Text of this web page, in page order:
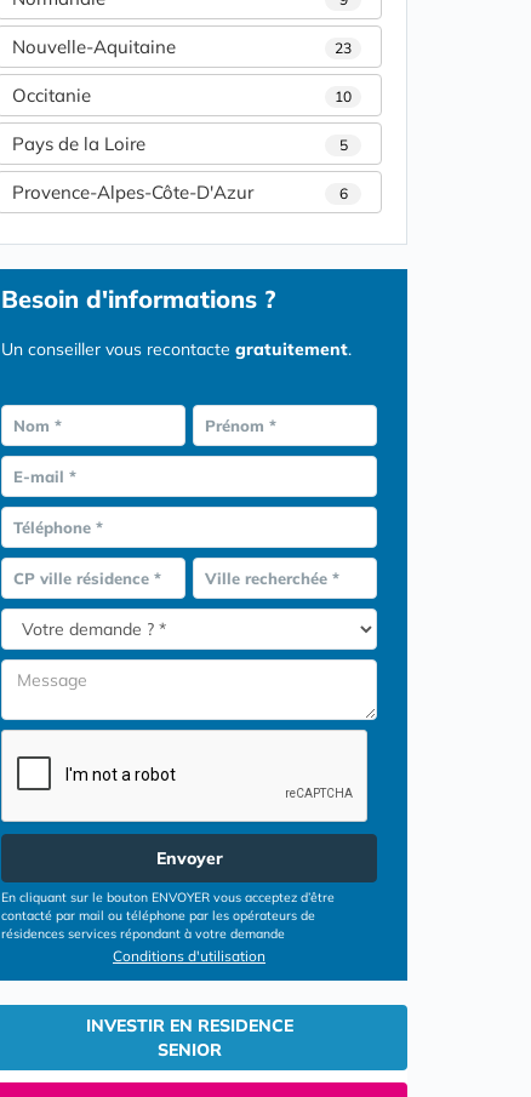
Nouvelle-Aquitaine 23
Occitanie 10
Pays de la Loire 5
Provence-Alpes-Côte-D'Azur 6
Besoin d'informations ?
Un conseiller vous recontacte gratuitement.
Nom * Prénom *
E-mail *
Téléphone *
CP ville résidence * Ville recherchée *
Envoyer
En cliquant sur le bouton ENVOYER vous acceptez d’être
contacté par mail ou téléphone par les opérateurs de
résidences services répondant à votre demande
Conditions d'utilisation
INVESTIR EN RESIDENCE
SENIOR